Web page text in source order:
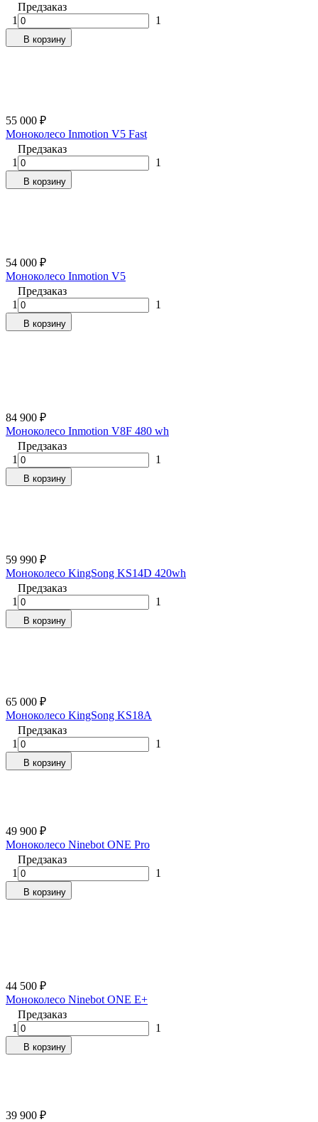
Предзаказ
1
1
В корзину
55 000 ₽
Моноколесо Inmotion V5 Fast
Предзаказ
1
1
В корзину
54 000 ₽
Моноколесо Inmotion V5
Предзаказ
1
1
В корзину
84 900 ₽
Моноколесо Inmotion V8F 480 wh
Предзаказ
1
1
В корзину
59 990 ₽
Моноколесо KingSong KS14D 420wh
Предзаказ
1
1
В корзину
65 000 ₽
Моноколесо KingSong KS18A
Предзаказ
1
1
В корзину
49 900 ₽
Моноколесо Ninebot ONE Pro
Предзаказ
1
1
В корзину
44 500 ₽
Моноколесо Ninebot ONE E+
Предзаказ
1
1
В корзину
39 900 ₽